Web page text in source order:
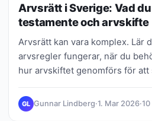
Arvsrätt i Sverige: Vad
testamente och arvskifte
Arvsrätt kan vara komplex. Lär
arvsregler fungerar, när du
hur arvskiftet genomförs för att
GL Gunnar Lindberg·1. Mar 2026·